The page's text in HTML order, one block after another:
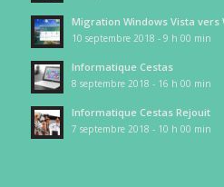
Migration Windows Vista vers
10 septembre 2018 - 9 h 00 min
Informatique Cestas
8 septembre 2018 - 16 h 00 min
Informatique Cestas Rejouit
7 septembre 2018 - 10 h 00 min